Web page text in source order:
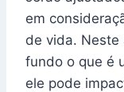
em
de vida. Neste
fundo o que é
ele pode